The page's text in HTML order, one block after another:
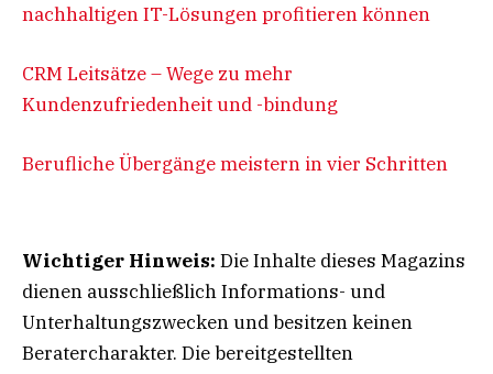
nachhaltigen IT-Lösungen profitieren können
CRM Leitsätze – Wege zu mehr
Kundenzufriedenheit und -bindung
Berufliche Übergänge meistern in vier Schritten
Wichtiger Hinweis: Die Inhalte dieses Magazins
dienen ausschließlich Informations- und
Unterhaltungszwecken und besitzen keinen
Beratercharakter. Die bereitgestellten